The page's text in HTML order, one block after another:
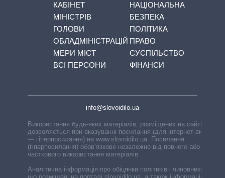
КАБІНЕТ
МІНІСТРІВ
ГОЛОВИ
ОБЛАДМІНІСТРАЦІЙ
МЕРИ МІСТ
ВСІ ПЕРСОНИ
НАЦІОНАЛЬНА
БЕЗПЕКА
ПОЛІТИКА
ПРАВО
СУСПІЛЬСТВО
ФІНАНСИ
info@slovoidilo.ua
Використання будь-яких матеріалів, розміщених на сайті,
дозволяється при вказуванні посилання (для інтернет-видань
— гіперпосилання) на www.slovoidilo.ua. Посилання
(гіперпосилання) обов’язкове незалежно від повного або
часткового використання матеріалів.
Аналітична інформація про обіцянки політиків і чиновників,